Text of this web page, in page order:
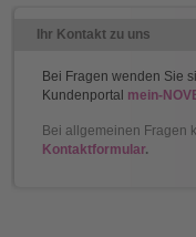
Ihr Kontakt zu uns
Bei Fragen wenden Sie
Kundenportal mein-
Bei allgemeinen Fragen
Kontaktformular.